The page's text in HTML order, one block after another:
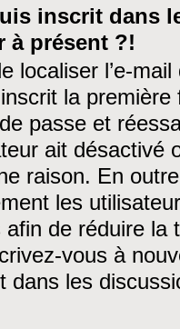
inscrit dans
à présent ?!
localiser l’e-
la première
passe et
ait désactivé
raison. En
les
afin de réduire la
vous à
dans les